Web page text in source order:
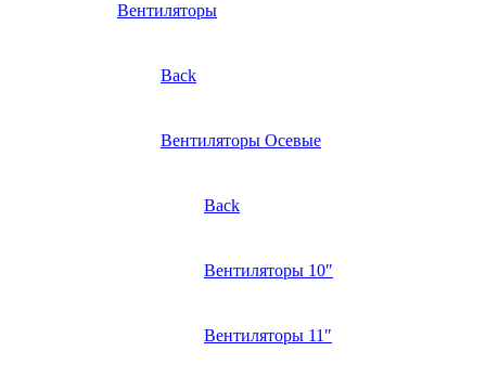
Вентиляторы
Back
Вентиляторы Осевые
Back
Вентиляторы 10″
Вентиляторы 11″